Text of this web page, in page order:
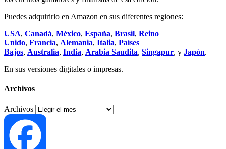
Puedes adquirirlo en Amazon en sus diferentes regiones:
USA, Canadá, México, España, Brasil, Reino
Unido, Francia, Alemania, Italia, Países
Bajos, Australia, India, Arabia Saudita, Singapur, y Japón.
En sus versiones digitales o impresas.
Archivos
Archivos